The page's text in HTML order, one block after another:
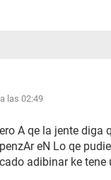
las 02:49
A qe la jente diga
eN Lo qe
adibinar ke tene